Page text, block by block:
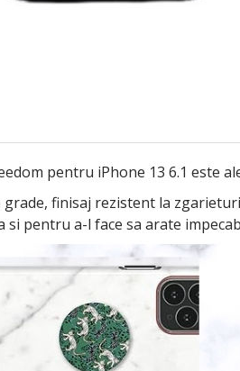
pentru iPhone 13 6.1
finisaj rezistent la
pentru a-l face sa arate